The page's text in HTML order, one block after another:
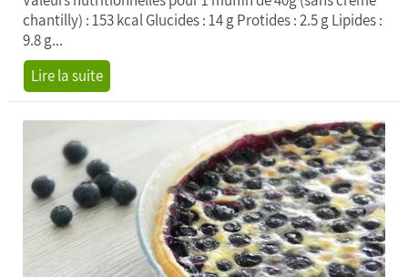
chantilly) : 153 kcal Glucides : 14 g Protides : 2.5 g Lipides :
9.8 g...
Lire la suite